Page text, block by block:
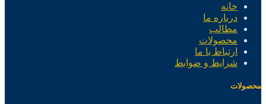
خانه
درباره ما
مطالب
محصولات
ارتباط با ما
شرایط و ضوابط
محصولات